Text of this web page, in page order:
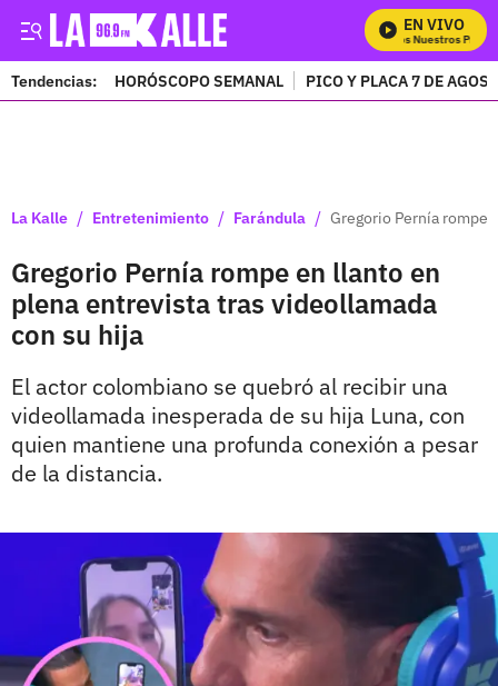
EN VIVO
Mira Todos Nuestros
Tendencias: HORÓSCOPO SEMANAL PICO Y PLACA 7 DE
La Kalle / Entretenimiento / Farándula / Gregorio Pernía rompe
Gregorio Pernía rompe en llanto en
plena entrevista tras videollamada
con su hija
El actor colombiano se quebró al recibir una
videollamada inesperada de su hija Luna, con
quien mantiene una profunda conexión a pesar
de la distancia.